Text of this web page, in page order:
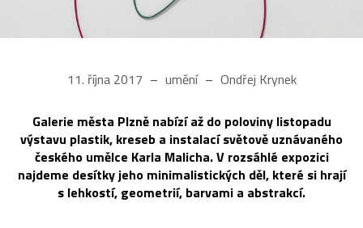
11. října 2017 umění Ondřej Krynek
Galerie města Plzně nabízí až do poloviny listopadu
výstavu plastik, kreseb a instalací světově uznávaného
českého umělce Karla Malicha. V rozsáhlé expozici
najdeme desítky jeho minimalistických děl, které si hrají
s lehkostí, geometrií, barvami a abstrakcí.